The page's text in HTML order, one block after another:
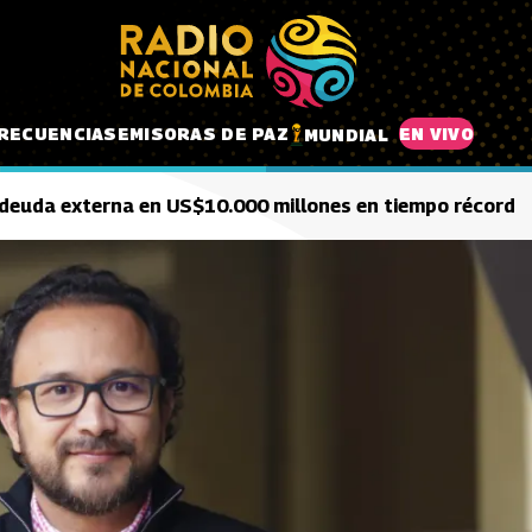
EMISORAS DE PAZ MUNDIAL EN VIVO
externa en US$10.000 millones en tiempo récord